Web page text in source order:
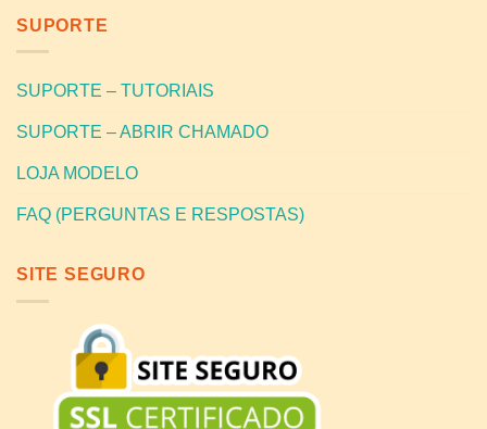
SUPORTE
SUPORTE – TUTORIAIS
SUPORTE – ABRIR CHAMADO
LOJA MODELO
FAQ (PERGUNTAS E RESPOSTAS)
SITE SEGURO